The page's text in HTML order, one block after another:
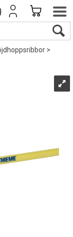
>